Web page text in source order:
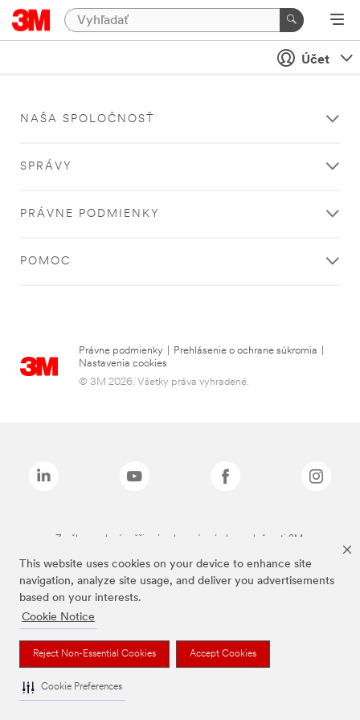
This website uses cookies on your device to enhance site
navigation, analyze site usage, and deliver you advertisements
based on your interests.
Cookie Notice
Reject Non-Essential Cookies Accept Cookies
Cookie Preferences
Účet
NAŠA SPOLOČNOSŤ
SPRÁVY
PRÁVNE PODMIENKY
POMOC
Právne podmienky Prehlásenie o ochrane súkromia
Nastavenia cookies
© 3M 2026. Všetky práva vyhradené.
Značky uvedené vyššie sú ochranné známky spoločnosti 3M.